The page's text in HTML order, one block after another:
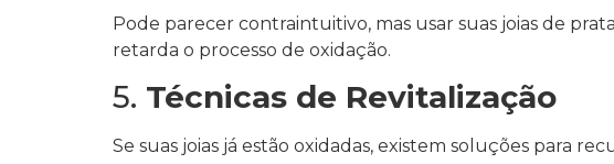
Pode parecer contraintuitivo, mas usar suas joias de
retarda o processo de oxidação.
5. Técnicas de Revitalização
Se suas joias já estão oxidadas, existem soluções para